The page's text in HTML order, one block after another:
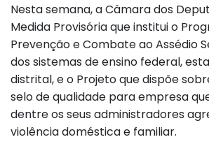
Nesta semana, a Câmara dos
Medida Provisória que institui o
Prevenção e Combate ao Assédio
dos sistemas de ensino federal,
distrital, e o Projeto que dispõe
selo de qualidade para empresa
dentre os seus administradores
violência doméstica e familiar.